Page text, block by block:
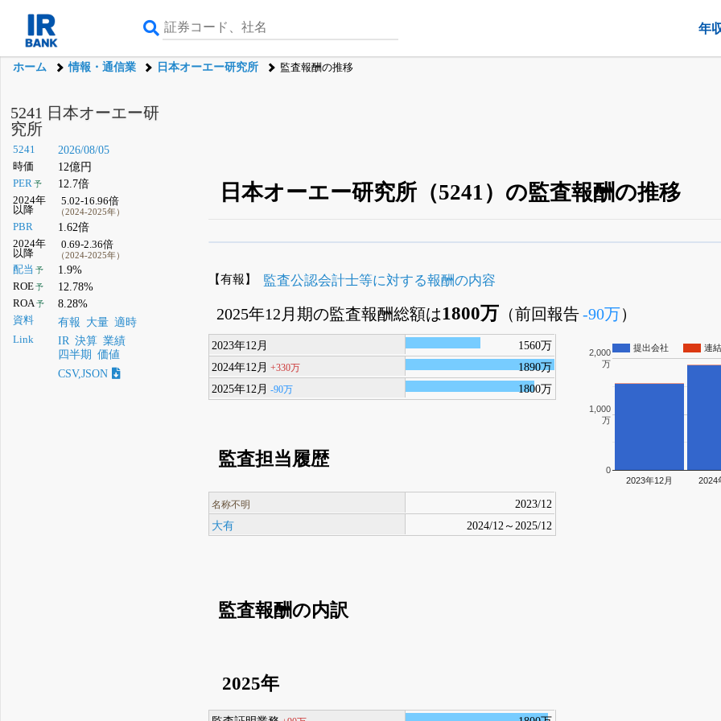
年
ホーム 情報・通信業 日本オーエー研究所 監査報酬の推移
5241 日本オーエー研
究所
5241 2026/08/05
時価 12億円
PER予 12.7倍
2024年
以降
5.02-16.96倍
（2024-2025年）
PBR 1.62倍
2024年
以降
0.69-2.36倍
（2024-2025年）
配当 予 1.9%
ROE予 12.78%
ROA予 8.28%
資料 有報 大量 適時
Link IR 決算 業績
四半期
価値
CSV,JSON
日本オーエー研究所（5241）の監査報酬の推移
無料でβ版をはじめる
登録すると永久30%OFFと米株版の先行利用も付きます
【有報】 監査公認会計士等に対する報酬の内容
2025年12月期の監査報酬総額は1800万 （前回報告-90万）
2023年12月
1560万
2024年12月+330万
1890万
2025年12月-90万 1800万
監査担当履歴
名称不明
2023/12
大有
2024/12～2025/12
提出会社 連
2023年12月 2024
0
1,000
万
2,000
万
監査報酬の内訳
2025年